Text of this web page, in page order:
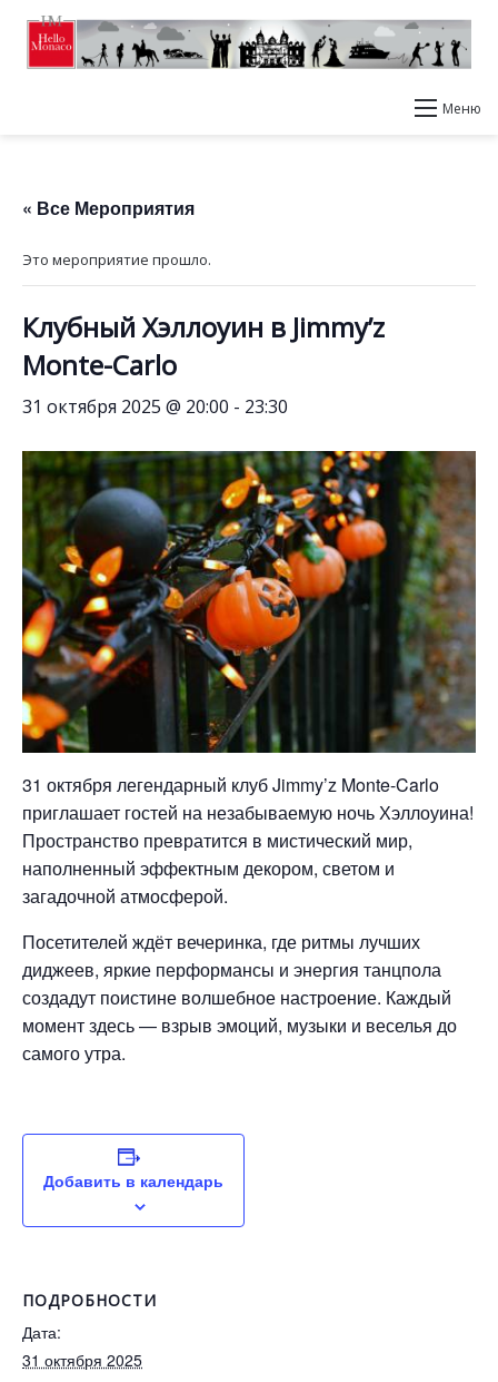
Меню
« Все Мероприятия
Это мероприятие прошло.
Клубный Хэллоуин в Jimmy’z
Monte-Carlo
31 октября 2025 @ 20:00 - 23:30
31 октября легендарный клуб Jimmy’z Monte-Carlo
приглашает гостей на незабываемую ночь Хэллоуина!
Пространство превратится в мистический мир,
наполненный эффектным декором, светом и
загадочной атмосферой.
Посетителей ждёт вечеринка, где ритмы лучших
диджеев, яркие перформансы и энергия танцпола
создадут поистине волшебное настроение. Каждый
момент здесь — взрыв эмоций, музыки и веселья до
самого утра.
Добавить в календарь
ПОДРОБНОСТИ
Дата:
31 октября 2025